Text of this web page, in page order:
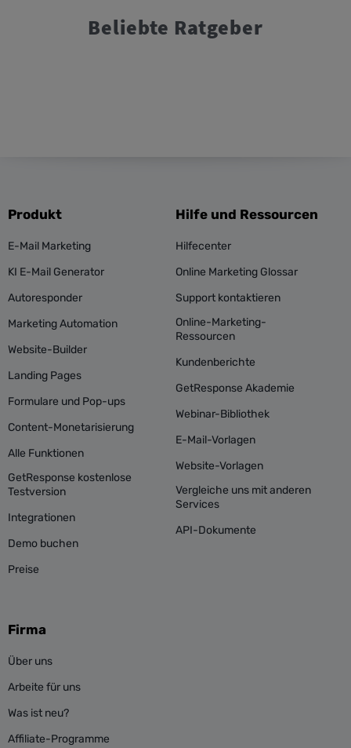
Beliebte Ratgeber
Produkt
E-Mail Marketing
KI E-Mail Generator
Autoresponder
Marketing Automation
Website-Builder
Landing Pages
Formulare und Pop-ups
Content-Monetarisierung
Alle Funktionen
GetResponse kostenlose
Testversion
Integrationen
Demo buchen
Preise
Hilfe und Ressourcen
Hilfecenter
Online Marketing Glossar
Support kontaktieren
Online-Marketing-
Ressourcen
Kundenberichte
GetResponse Akademie
Webinar-Bibliothek
E-Mail-Vorlagen
Website-Vorlagen
Vergleiche uns mit anderen
Services
API-Dokumente
Firma
Über uns
Arbeite für uns
Was ist neu?
Affiliate-Programme